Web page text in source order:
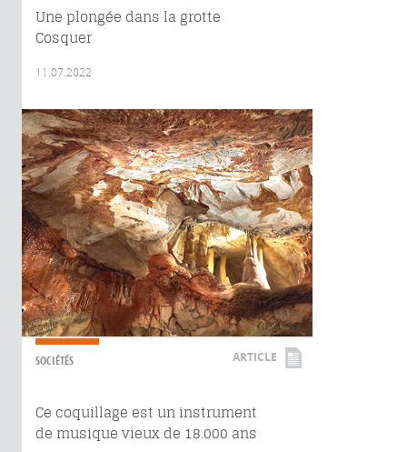
Une plongée dans la grotte
Cosquer
11.07.2022
SOCIÉTÉS ARTICLE
Ce coquillage est un instrument
de musique vieux de 18.000 ans